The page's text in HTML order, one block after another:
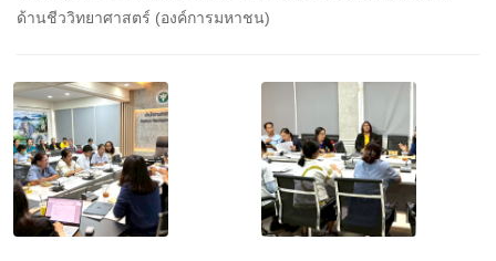
ด้านชีววิทยาศาสตร์ (องค์การมหาชน)